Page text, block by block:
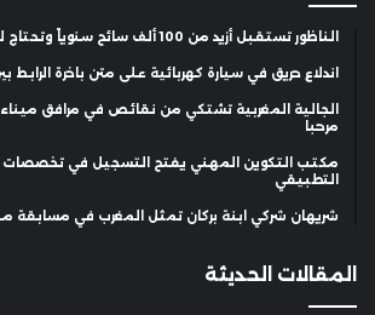
الناظور تستقبل أزيد من 100 ألف سائح سنوياً وتحتاج لتعزيز طاقتها الفندقية
اندلاع حريق في سيارة كهربائية على متن باخرة الرابط
الجالية المغربية تشتكي من نقائص في مرافق ميناء
مرحبا
مكتب التكوين المهني يفتح التسجيل في تخصصات
التطبيقي
شريهان شركي ابنة بركان تمثل المغرب في مسابقة ملكة
المقالات الحديثة